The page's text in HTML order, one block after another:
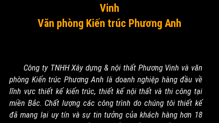
Vinh
Văn phòng Kiến trúc Phương Anh
Công ty TNHH Xây dựng & nội thất Phương Vinh và văn
phòng Kiến trúc Phương Anh là doanh nghiệp hàng đầu về
lĩnh vực thiết kế kiến trúc, thiết kế nội thất và thi công tại
miền Bắc. Chất lượng các công trình do chúng tôi thiết kế
đã mang lại uy tín và sự tin tưởng của khách hàng hơn 18